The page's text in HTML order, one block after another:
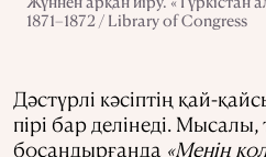
1871–1872 / Library of Congress
Дәстүрлі кәсіптің қай-
пірі бар делінеді.
босандырғанда «Менің